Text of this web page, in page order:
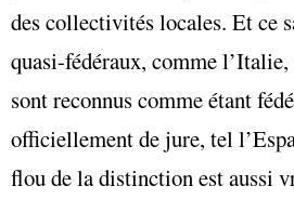
des collectivités locales. Et ce
quasi-fédéraux, comme
sont reconnus comme étant
officiellement de jure, tel
flou de la distinction est aussi